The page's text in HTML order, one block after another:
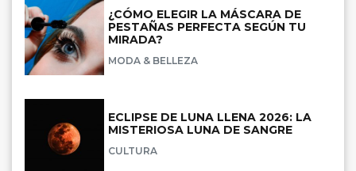
¿CÓMO ELEGIR LA MÁSCARA DE
PESTAÑAS PERFECTA SEGÚN TU
MIRADA?
MODA & BELLEZA
ECLIPSE DE LUNA LLENA 2026: LA
MISTERIOSA LUNA DE SANGRE
CULTURA